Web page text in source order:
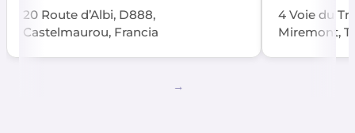
20 Route d’Albi, D888,
Castelmaurou, Francia
4 Voie du
Miremont,